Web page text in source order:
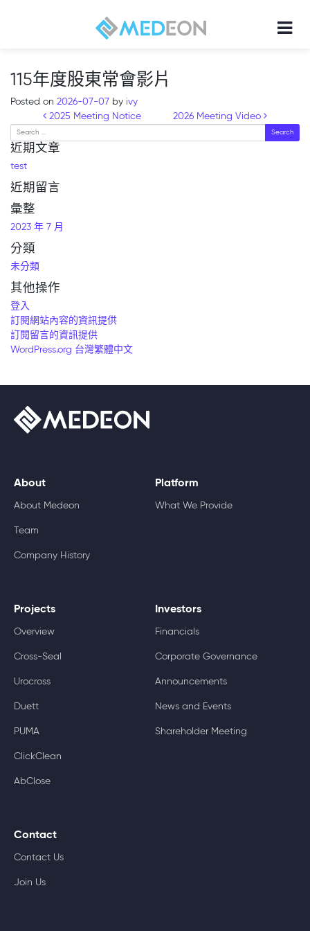
115年度股東常會影片
Posted on 2026-07-07 by ivy
Post navigation
2025 Meeting Notice
2026 Meeting Video
Search
近期文章
test
近期留言
彙整
2023 年 7 月
分類
未分類
其他操作
登入
訂閱網站內容的資訊提供
訂閱留言的資訊提供
WordPress.org 台灣繁體中文
About
About Medeon
Team
Company History
Platform
What We Provide
Projects
Overview
Cross-Seal
Urocross
Duett
PUMA
ClickClean
AbClose
Investors
Financials
Corporate Governance
Announcements
News and Events
Shareholder Meeting
Contact
Contact Us
Join Us